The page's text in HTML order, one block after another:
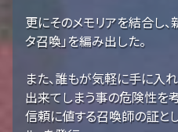
更にそのメモリアを結合し
タ召喚」を編み出した。
また、誰もが気軽に手に入
出来てしまう事の危険性を
信頼に値する召喚師の証と